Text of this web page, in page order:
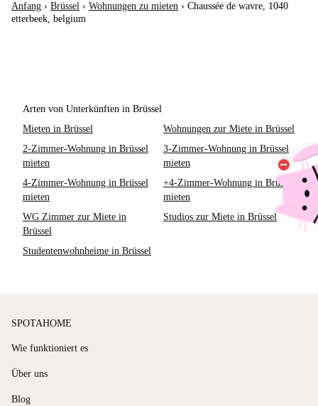
Anfang › Brüssel › Wohnungen zu mieten › Chaussée de wavre, 1040
etterbeek, belgium
Arten von Unterkünften in Brüssel
Mieten in Brüssel
Wohnungen zur Miete in Brüssel
2-Zimmer-Wohnung in Brüssel
mieten
3-Zimmer-Wohnung in Brüssel
mieten
4-Zimmer-Wohnung in Brüssel
mieten
+4-Zimmer-Wohnung in Brüssel
mieten
WG Zimmer zur Miete in
Brüssel
Studios zur Miete in Brüssel
Studentenwohnheime in Brüssel
SPOTAHOME
Wie funktioniert es
Über uns
Blog